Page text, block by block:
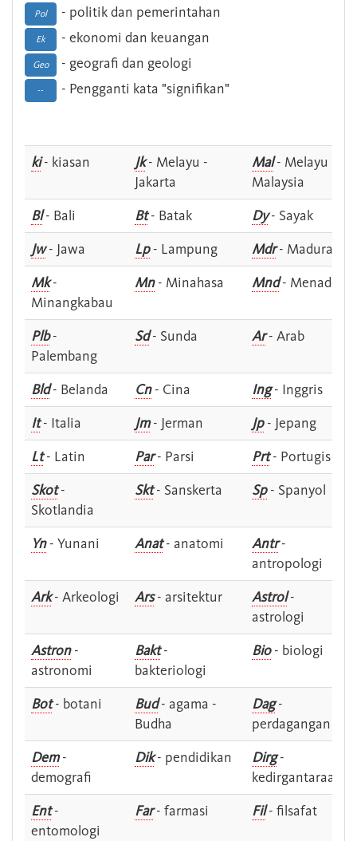
Pol - politik dan pemerintahan
Ek - ekonomi dan keuangan
Geo - geografi dan geologi
-- - Pengganti kata "signifikan"
ki- kiasan Jk- Melayu -
Jakarta
Mal- Melayu -
Malaysia
Bl- Bali Bt- Batak Dy- Sayak
Jw- Jawa Lp- Lampung Mdr- Madura
Mk-
Minangkabau
Mn- Minahasa Mnd- Menado
Plb-
Palembang
Sd- Sunda Ar- Arab
Bld- Belanda Cn- Cina Ing- Inggris
It- Italia Jm- Jerman Jp- Jepang
Lt- Latin Par- Parsi Prt- Portugis
Skot-
Skotlandia
Skt- Sanskerta Sp- Spanyol
Yn- Yunani Anat- anatomi Antr-
antropologi
Ark- Arkeologi Ars- arsitektur Astrol-
astrologi
Astron-
astronomi
Bakt-
bakteriologi
Bio- biologi
Bot- botani Bud- agama -
Budha
Dag-
perdagangan
Dem-
demografi
Dik- pendidikan Dirg-
kedirgantaraan
Ent-
entomologi
Far- farmasi Fil- filsafat